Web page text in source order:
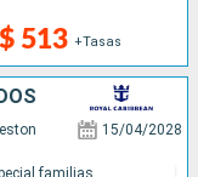
513 +Tasas
15/04/2028
familias